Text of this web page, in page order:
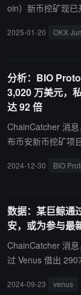
oin）新币挖矿现
000 ANIME。值得
系统，致力于孵化
质区块链新项目甄
人，持有活动要求
挖矿和打折销售两
2025-01-20 OKX
分析：BIO
3,020 万美元，
达 92 倍
ChainCatcher 消
布币安新币挖矿项
倍。 根据币安研报显示，BIO Protocol 已通过公私募
轮（即 BIO
三轮估值分别为
亿美元。
2024-12-30 BIO
数据：某巨鲸通
安，或为参与最
ChainCatcher 消
过 Venus 借出
币安，价值 2907
2024-09-23 venus